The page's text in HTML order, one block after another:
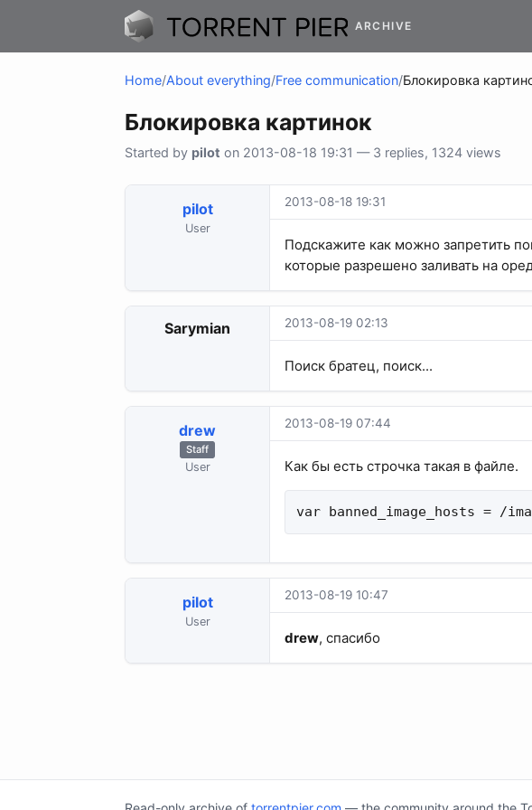
ARCHIVE
Home/About everything/Free communication/Блокировка
Блокировка картинок
Started by pilot on 2013-08-18 19:31 — 3 replies, 1324 views
pilot
User
2013-08-18 19:31
Подскажите как можно запретить
которые разрешено заливать на
Sarymian 2013-08-19 02:13
Поиск братец, поиск...
drew
Staff
User
2013-08-19 07:44
Как бы есть строчка такая в файле.
var banned_image_hosts = /
pilot
User
2013-08-19 10:47
drew, спасибо